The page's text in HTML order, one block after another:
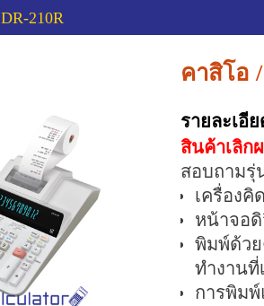
DR-210R
คาสิโอ
รายละเอี
สินค้าเลิก
สอบถามรุ่
เครื่องคิ
หน้าจอ
พิมพ์ด้วย
ทำงานที่
การพิม